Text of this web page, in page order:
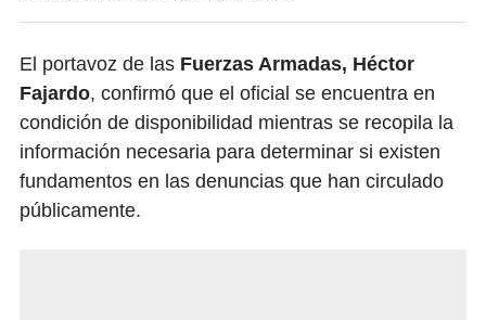
El portavoz de las Fuerzas Armadas, Héctor
Fajardo, confirmó que el oficial se encuentra en
condición de disponibilidad mientras se recopila la
información necesaria para determinar si existen
fundamentos en las denuncias que han circulado
públicamente.